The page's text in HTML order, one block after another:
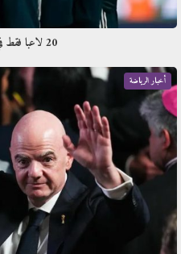
20 لاعبا فقط في خطة مورينيو
أخبار الرياضة